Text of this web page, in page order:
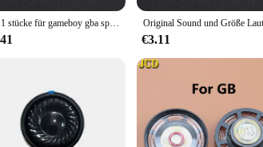
seamless integration that won't compromise the
setup without sacrificing authenticity.
originality of your GBA SP, the gba sp speaker set
it's an excellent choice for vendors and suppliers
Jcd 1 stücke für gameboy gba sp gont roller horn eingebauter Echolot Host Gaming hochwertige lauter Lautsprecher Zubehör Ersatz
€3.11